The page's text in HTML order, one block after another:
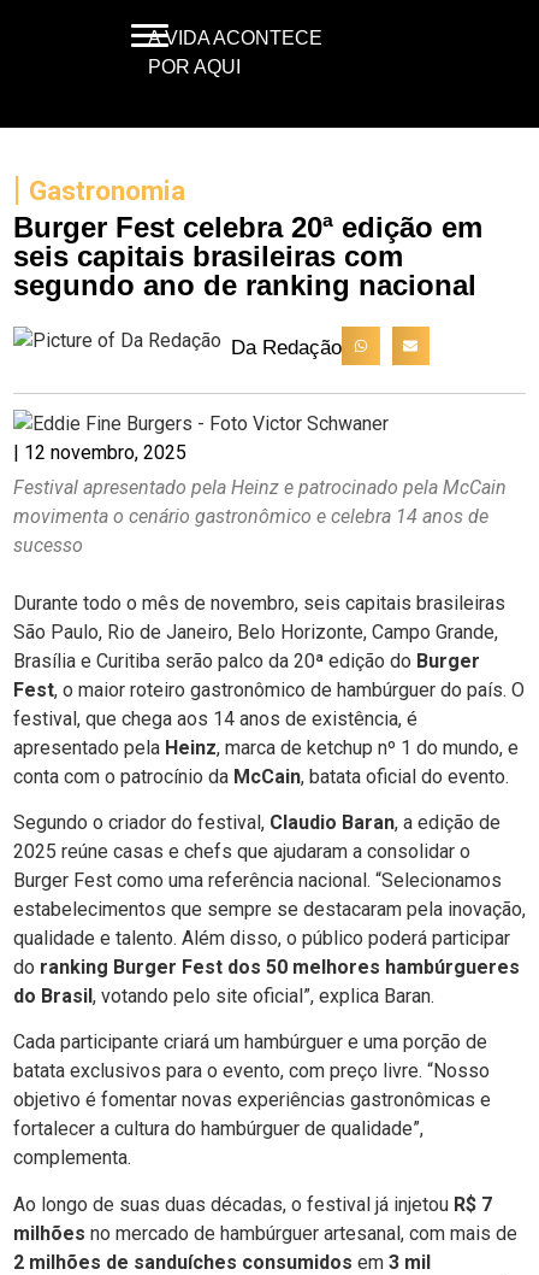
A VIDA ACONTECE
POR AQUI
| Gastronomia
Burger Fest celebra 20ª edição em
seis capitais brasileiras com
segundo ano de ranking nacional
Da Redação
| 12 novembro, 2025
Festival apresentado pela Heinz e patrocinado pela McCain
movimenta o cenário gastronômico e celebra 14 anos de
sucesso
Durante todo o mês de novembro, seis capitais brasileiras
São Paulo, Rio de Janeiro, Belo Horizonte, Campo Grande,
Brasília e Curitiba serão palco da 20ª edição do Burger
Fest, o maior roteiro gastronômico de hambúrguer do país. O
festival, que chega aos 14 anos de existência, é
apresentado pela Heinz, marca de ketchup nº 1 do mundo, e
conta com o patrocínio da McCain, batata oficial do evento.
Segundo o criador do festival, Claudio Baran, a edição de
2025 reúne casas e chefs que ajudaram a consolidar o
Burger Fest como uma referência nacional. “Selecionamos
estabelecimentos que sempre se destacaram pela inovação,
qualidade e talento. Além disso, o público poderá participar
do ranking Burger Fest dos 50 melhores hambúrgueres
do Brasil, votando pelo site oficial”, explica Baran.
Cada participante criará um hambúrguer e uma porção de
batata exclusivos para o evento, com preço livre. “Nosso
objetivo é fomentar novas experiências gastronômicas e
fortalecer a cultura do hambúrguer de qualidade”,
complementa.
Ao longo de suas duas décadas, o festival já injetou R$ 7
milhões no mercado de hambúrguer artesanal, com mais de
2 milhões de sanduíches consumidos em 3 mil